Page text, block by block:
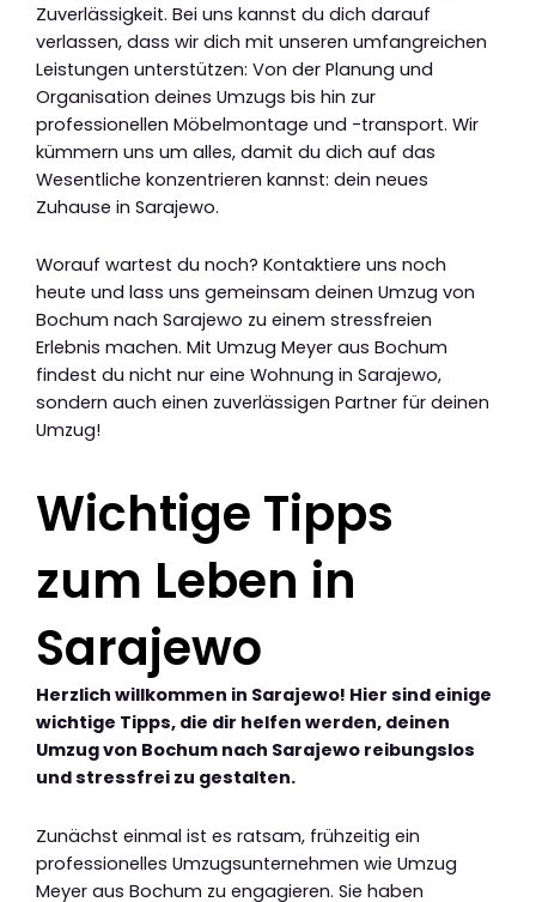
Zuverlässigkeit. Bei uns kannst du dich darauf
verlassen, dass wir dich mit unseren umfangreichen
Leistungen unterstützen: Von der Planung und
Organisation deines Umzugs bis hin zur
professionellen Möbelmontage und -transport. Wir
kümmern uns um alles, damit du dich auf das
Wesentliche konzentrieren kannst: dein neues
Zuhause in Sarajewo.
Worauf wartest du noch? Kontaktiere uns noch
heute und lass uns gemeinsam deinen Umzug von
Bochum nach Sarajewo zu einem stressfreien
Erlebnis machen. Mit Umzug Meyer aus Bochum
findest du nicht nur eine Wohnung in Sarajewo,
sondern auch einen zuverlässigen Partner für deinen
Umzug!
Wichtige Tipps
zum Leben in
Sarajewo
Herzlich willkommen in Sarajewo! Hier sind einige
wichtige Tipps, die dir helfen werden, deinen
Umzug von Bochum nach Sarajewo reibungslos
und stressfrei zu gestalten.
Zunächst einmal ist es ratsam, frühzeitig ein
professionelles Umzugsunternehmen wie Umzug
Meyer aus Bochum zu engagieren. Sie haben